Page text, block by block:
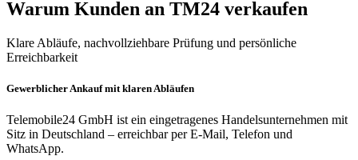
Warum Kunden an TM24 verkaufen
Klare Abläufe, nachvollziehbare Prüfung und persönliche
Erreichbarkeit
Gewerblicher Ankauf mit klaren Abläufen
Telemobile24 GmbH ist ein eingetragenes Handelsunternehmen mit
Sitz in Deutschland – erreichbar per E-Mail, Telefon und
WhatsApp.